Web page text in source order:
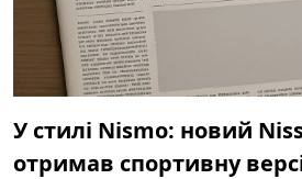
У стилі Nismo: новий
отримав спортивну